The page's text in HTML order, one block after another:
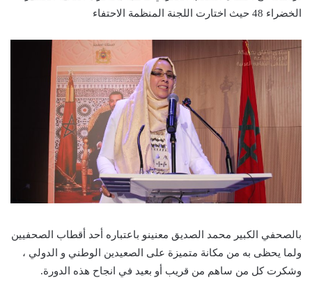
الخضراء 48 حيث اختارت اللجنة المنظمة الاحتفاء
بالصحفي الكبير محمد الصديق معنينو باعتباره أحد أقطاب الصحفيين
ولما يحظى به من مكانة متميزة على الصعيدين الوطني و الدولي ،
وشكرت كل من ساهم من قريب أو بعيد في انجاح هذه الدورة.